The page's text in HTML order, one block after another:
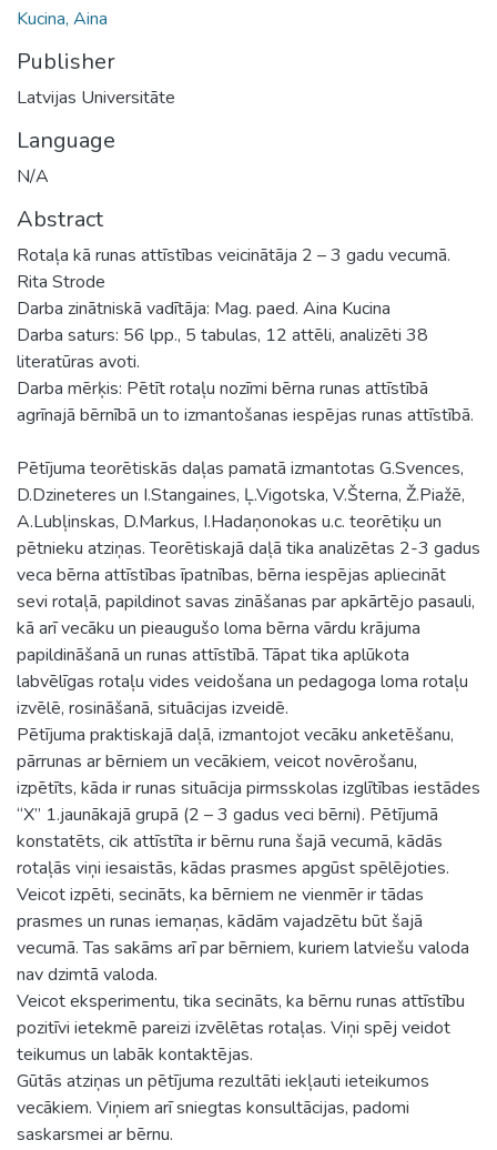
Kucina, Aina
Publisher
Latvijas Universitāte
Language
N/A
Abstract
Rotaļa kā runas attīstības veicinātāja 2 – 3 gadu vecumā.
Rita Strode
Darba zinātniskā vadītāja: Mag. paed. Aina Kucina
Darba saturs: 56 lpp., 5 tabulas, 12 attēli, analizēti 38
literatūras avoti.
Darba mērķis: Pētīt rotaļu nozīmi bērna runas attīstībā
agrīnajā bērnībā un to izmantošanas iespējas runas attīstībā.
Pētījuma teorētiskās daļas pamatā izmantotas G.Svences,
D.Dzineteres un I.Stangaines, Ļ.Vigotska, V.Šterna, Ž.Piažē,
A.Lubļinskas, D.Markus, I.Hadaņonokas u.c. teorētiķu un
pētnieku atziņas. Teorētiskajā daļā tika analizētas 2-3 gadus
veca bērna attīstības īpatnības, bērna iespējas apliecināt
sevi rotaļā, papildinot savas zināšanas par apkārtējo pasauli,
kā arī vecāku un pieaugušo loma bērna vārdu krājuma
papildināšanā un runas attīstībā. Tāpat tika aplūkota
labvēlīgas rotaļu vides veidošana un pedagoga loma rotaļu
izvēlē, rosināšanā, situācijas izveidē.
Pētījuma praktiskajā daļā, izmantojot vecāku anketēšanu,
pārrunas ar bērniem un vecākiem, veicot novērošanu,
izpētīts, kāda ir runas situācija pirmsskolas izglītības iestādes
“X” 1.jaunākajā grupā (2 – 3 gadus veci bērni). Pētījumā
konstatēts, cik attīstīta ir bērnu runa šajā vecumā, kādās
rotaļās viņi iesaistās, kādas prasmes apgūst spēlējoties.
Veicot izpēti, secināts, ka bērniem ne vienmēr ir tādas
prasmes un runas iemaņas, kādām vajadzētu būt šajā
vecumā. Tas sakāms arī par bērniem, kuriem latviešu valoda
nav dzimtā valoda.
Veicot eksperimentu, tika secināts, ka bērnu runas attīstību
pozitīvi ietekmē pareizi izvēlētas rotaļas. Viņi spēj veidot
teikumus un labāk kontaktējas.
Gūtās atziņas un pētījuma rezultāti iekļauti ieteikumos
vecākiem. Viņiem arī sniegtas konsultācijas, padomi
saskarsmei ar bērnu.